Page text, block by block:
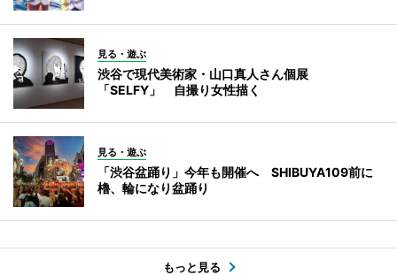
見る・遊ぶ
渋谷で現代美術家・山口真人さん個展
「SELFY」 自撮り女性描く
見る・遊ぶ
「渋谷盆踊り」今年も開催へ SHIBUYA109前に
櫓、輪になり盆踊り
もっと見る